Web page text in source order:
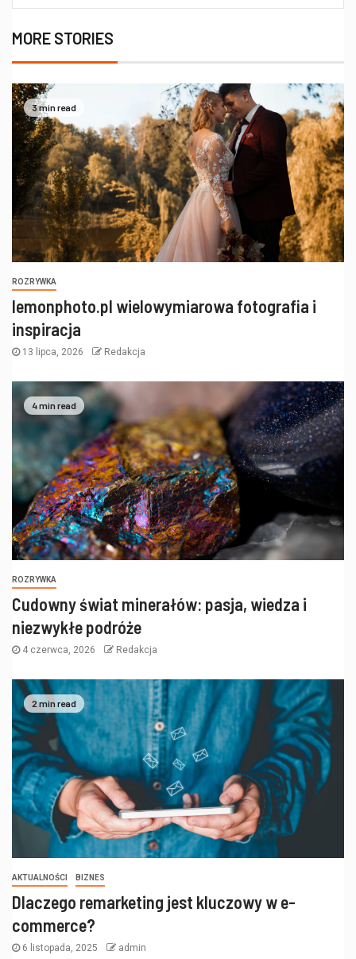
MORE STORIES
3 min read
ROZRYWKA
lemonphoto.pl wielowymiarowa fotografia i
inspiracja
13 lipca, 2026 Redakcja
4 min read
ROZRYWKA
Cudowny świat minerałów: pasja, wiedza i
niezwykłe podróże
4 czerwca, 2026 Redakcja
2 min read
AKTUALNOŚCI BIZNES
Dlaczego remarketing jest kluczowy w e-
commerce?
6 listopada, 2025 admin